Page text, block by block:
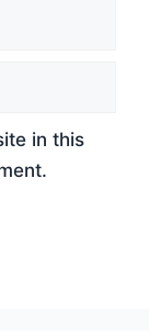
in this